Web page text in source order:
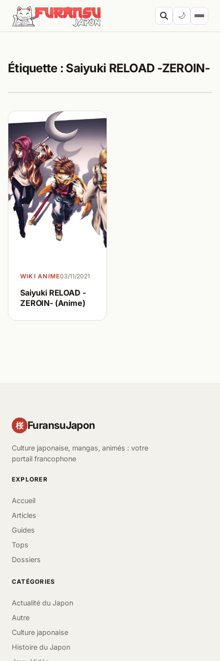
Aller au contenu
🌙
Étiquette : Saiyuki RELOAD -ZEROIN-
WIKI ANIME03/11/2021
Saiyuki RELOAD -
ZEROIN- (Anime)
桜 FuransuJapon
Culture japonaise, mangas, animés : votre
portail francophone
EXPLORER
Accueil
Articles
Guides
Tops
Dossiers
CATÉGORIES
Actualité du Japon
Autre
Culture japonaise
Histoire du Japon